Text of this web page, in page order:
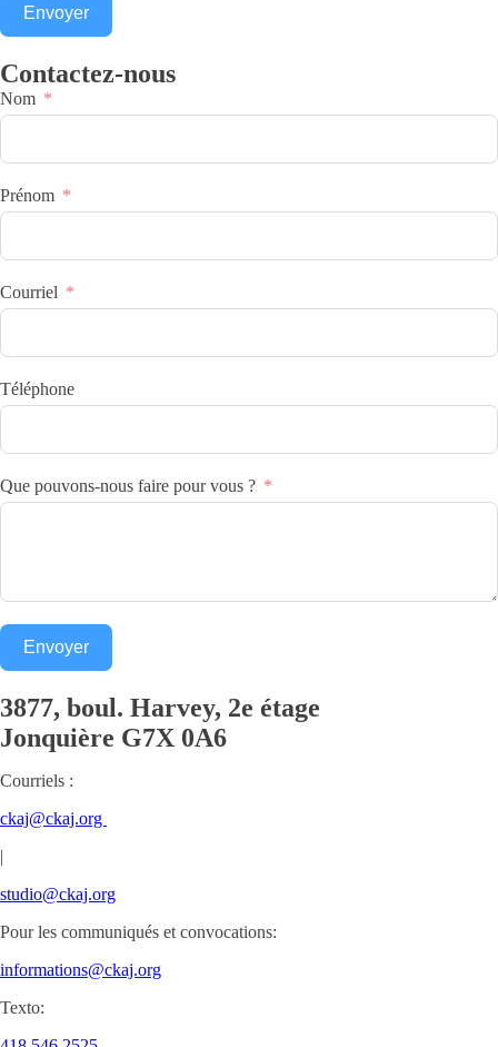
Envoyer
Contactez-nous
Nom
Prénom
Courriel
Téléphone
Que pouvons-nous faire pour vous ?
Envoyer
3877, boul. Harvey, 2e étage
Jonquière G7X 0A6
Courriels :
ckaj@ckaj.org
|
studio@ckaj.org
Pour les communiqués et convocations:
informations@ckaj.org
Texto: